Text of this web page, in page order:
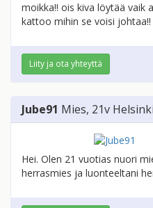
moikka!! ois kiva löytää vaik
kattoo mihin se voisi johtaa!!
Liity ja ota yhteyttä
Jube91 Mies, 21v Helsinki
Hei. Olen 21 vuotias nuori
herrasmies ja luonteeltani